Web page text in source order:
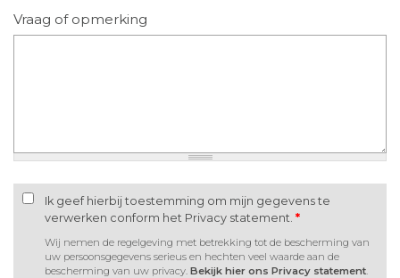
Vraag of opmerking
Ik geef hierbij toestemming om mijn gegevens te
verwerken conform het Privacy statement. *
Wij nemen de regelgeving met betrekking tot de bescherming van
uw persoonsgegevens serieus en hechten veel waarde aan de
bescherming van uw privacy. Bekijk hier ons Privacy statement